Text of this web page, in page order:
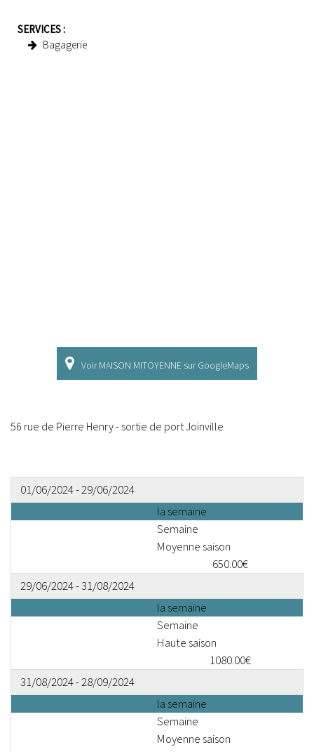
SERVICES:
Bagagerie
Voir MAISON MITOYENNE sur GoogleMaps
56 rue de Pierre Henry - sortie de port Joinville
01/06/2024 - 29/06/2024
la semaine
Semaine
Moyenne saison
650.00€
29/06/2024 - 31/08/2024
la semaine
Semaine
Haute saison
1080.00€
31/08/2024 - 28/09/2024
la semaine
Semaine
Moyenne saison